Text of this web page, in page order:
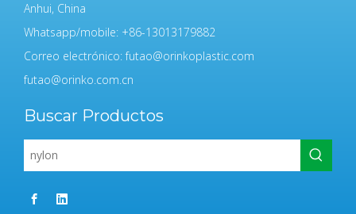
Anhui, China
Whatsapp/mobile: +86-13013179882
Correo electrónico:futao@orinkoplastic.com
futao@orinko.com.cn
Buscar Productos